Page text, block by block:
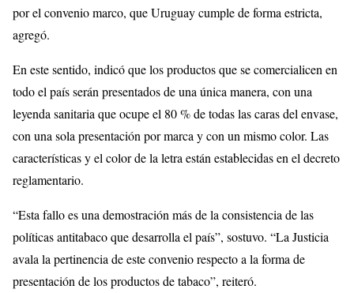
por el convenio marco, que Uruguay cumple de forma estricta,
agregó.
En este sentido, indicó que los productos que se comercialicen en
todo el país serán presentados de una única manera, con una
leyenda sanitaria que ocupe el 80 % de todas las caras del envase,
con una sola presentación por marca y con un mismo color. Las
características y el color de la letra están establecidas en el decreto
reglamentario.
“Esta fallo es una demostración más de la consistencia de las
políticas antitabaco que desarrolla el país”, sostuvo. “La Justicia
avala la pertinencia de este convenio respecto a la forma de
presentación de los productos de tabaco”, reiteró.